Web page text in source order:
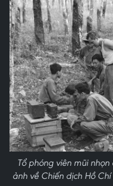
Tổ phóng viên mũi
ảnh về Chiến dịch Hồ